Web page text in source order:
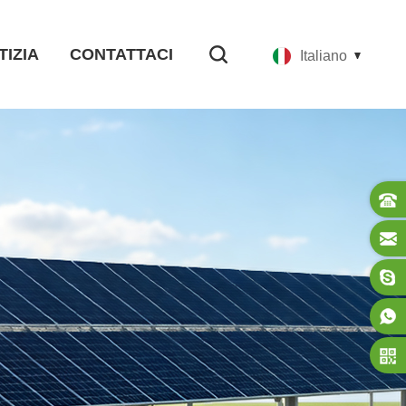
Italiano
CONTATTACI